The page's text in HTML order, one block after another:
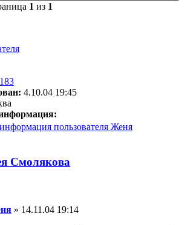
1 из 1
183
4.10.04 19:45
пользователя Женя
Смолякова
» 14.11.04 19:14